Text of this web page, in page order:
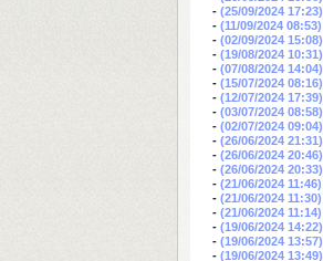
- (25/09/2024 17:23)
- (11/09/2024 08:53)
- (02/09/2024 15:08)
- (19/08/2024 10:31)
- (07/08/2024 14:04)
- (15/07/2024 08:16)
- (12/07/2024 17:39)
- (03/07/2024 08:58)
- (02/07/2024 09:04)
- (26/06/2024 21:31)
- (26/06/2024 20:46)
- (26/06/2024 20:33)
- (21/06/2024 11:46)
- (21/06/2024 11:30)
- (21/06/2024 11:14)
- (19/06/2024 14:22)
- (19/06/2024 13:57)
- (19/06/2024 13:49)